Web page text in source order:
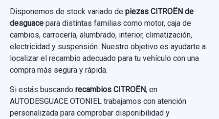
usado.
CITROËN C4 III (BA_, BB_, BC_) 1.2
PURETECH 130...
Garantía 1 año
Ref:1034609 OEM:9831120680
34,70 €
ELEVALUNAS TRASERO IZQUIERDO
9832713980
ELEVALUNAS TRASERO IZQUIERDO...
usado.
CITROËN C4 III (BA_, BB_, BC_) 1.2
Garantía 1 año
300,00 €
Sin IVA, gastos de envío no incluidos.
Consultar por whatsapp
AMORTIGUADOR DELANTERO DERECHO
9842991880
AMORTIGUADOR DELANTERO DERECHO...
usado.
PURETECH 130...
Garantía 1 año
Disponemos de stock variado de piezas CITROËN de
desguace para distintas familias como motor, caja de
cambios, carrocería, alumbrado, interior, climatización,
electricidad y suspensión. Nuestro objetivo es ayudarte a
localizar el recambio adecuado para tu vehículo con una
compra más segura y rápida.
Si estás buscando recambios CITROËN, en
AUTODESGUACE OTONIEL trabajamos con atención
personalizada para comprobar disponibilidad y